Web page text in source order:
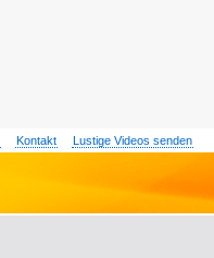
Kontakt Lustige Videos senden